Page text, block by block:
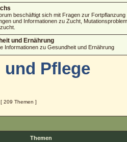
beschäftigt sich mit Fragen zur
und Informationen zu Zucht,
und Ernährung
Informationen zu Gesundheit und Ernährung
und Pflege
[ 209 Themen ]
Themen